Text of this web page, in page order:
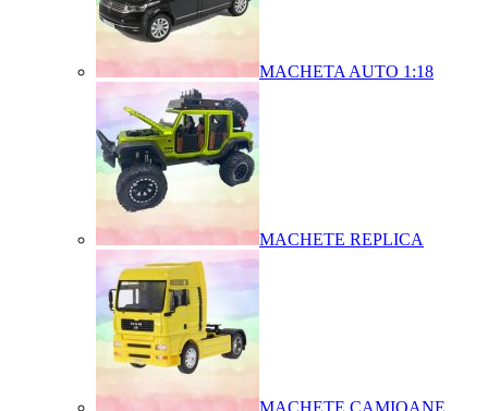
MACHETA AUTO 1:18
MACHETE REPLICA
MACHETE CAMIOANE